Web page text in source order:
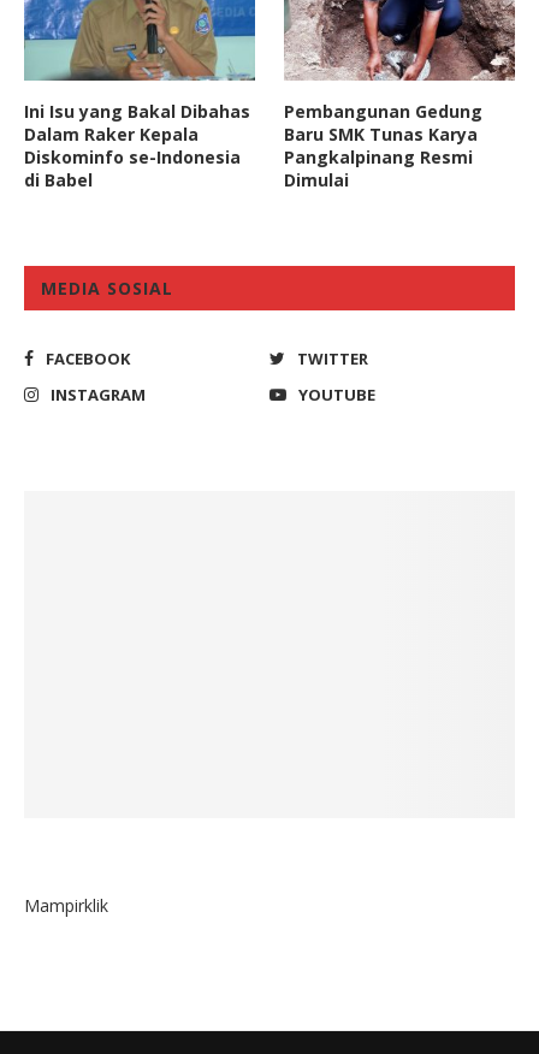
Ini Isu yang Bakal Dibahas
Dalam Raker Kepala
Diskominfo se-Indonesia
di Babel
Pembangunan Gedung
Baru SMK Tunas Karya
Pangkalpinang Resmi
Dimulai
MEDIA SOSIAL
FACEBOOK
TWITTER
INSTAGRAM
YOUTUBE
Mampirklik